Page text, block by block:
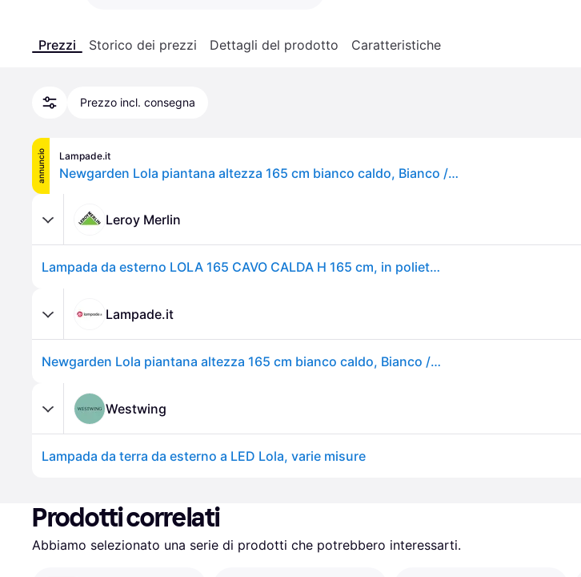
Prezzi Storico dei prezzi Dettagli del prodotto Caratteristiche
Prezzo incl. consegna
annuncio Lampade.it
Newgarden Lola piantana altezza 165 cm bianco caldo, Bianco / Opale, Plastica, Moderno
Leroy Merlin
Lampada da esterno LOLA 165 CAVO CALDA H 165 cm, in polietilene , luce bianco caldo G13 22W 2200LM NEWGARDEN
Lampade.it
Newgarden Lola piantana altezza 165 cm bianco caldo, Bianco / Opale, Plastica, Moderno
Westwing
Lampada da terra da esterno a LED Lola, varie misure
Prodotti correlati
Abbiamo selezionato una serie di prodotti che potrebbero interessarti.